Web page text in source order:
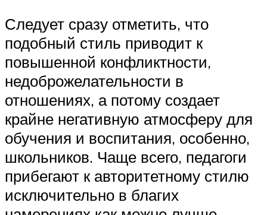
Следует сразу отметить, что
подобный стиль приводит к
повышенной конфликтности,
недоброжелательности в
отношениях, а потому создает
крайне негативную атмосферу для
обучения и воспитания, особенно,
школьников. Чаще всего, педагоги
прибегают к авторитетному стилю
исключительно в благих